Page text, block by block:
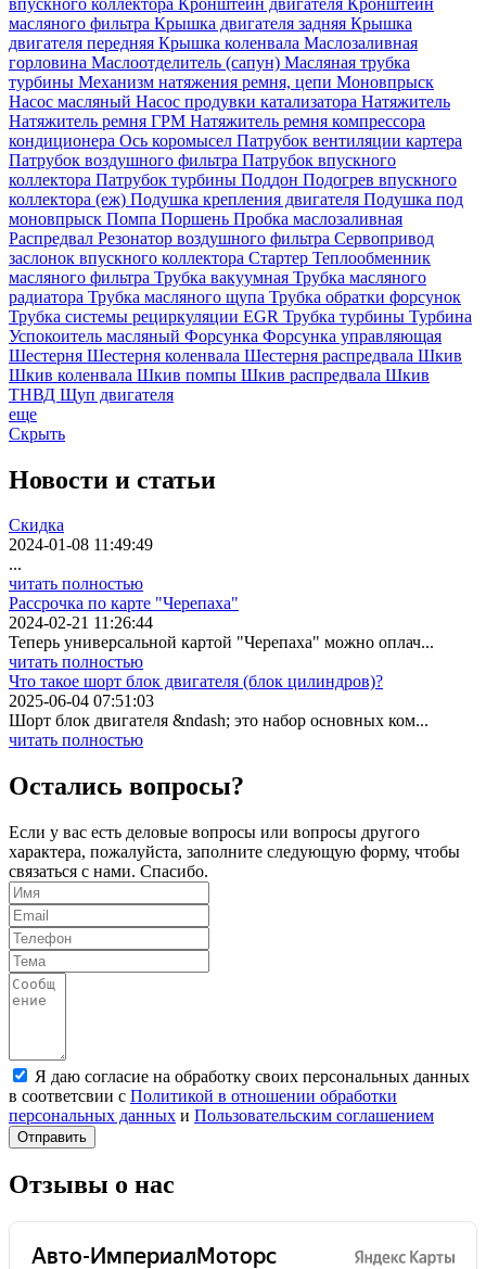
масляного фильтра Крышка двигателя задняя Крышка
двигателя передняя Крышка коленвала Маслозаливная
горловина Маслоотделитель (сапун) Масляная трубка
турбины Механизм натяжения ремня, цепи Моновпрыск
Насос масляный Насос продувки катализатора Натяжитель
Натяжитель ремня ГРМ Натяжитель ремня компрессора
кондиционера Ось коромысел Патрубок вентиляции картера
Патрубок воздушного фильтра Патрубок впускного
коллектора Патрубок турбины Поддон Подогрев впускного
коллектора (еж) Подушка крепления двигателя Подушка под
моновпрыск Помпа Поршень Пробка маслозаливная
Распредвал Резонатор воздушного фильтра Сервопривод
заслонок впускного коллектора Стартер Теплообменник
масляного фильтра Трубка вакуумная Трубка масляного
радиатора Трубка масляного щупа Трубка обратки форсунок
Трубка системы рециркуляции EGR Трубка турбины Турбина
Успокоитель масляный Форсунка Форсунка управляющая
Шестерня Шестерня коленвала Шестерня распредвала Шкив
Шкив коленвала Шкив помпы Шкив распредвала Шкив
ТНВД Щуп двигателя
еще
Скрыть
Новости и статьи
Скидка
2024-01-08 11:49:49
...
читать полностью
Рассрочка по карте "Черепаха"
2024-02-21 11:26:44
Теперь универсальной картой "Черепаха" можно оплач...
читать полностью
Что такое шорт блок двигателя (блок цилиндров)?
2025-06-04 07:51:03
Шорт блок двигателя &ndash; это набор основных ком...
читать полностью
Остались вопросы?
Если у вас есть деловые вопросы или вопросы другого
характера, пожалуйста, заполните следующую форму, чтобы
связаться с нами. Спасибо.
Я даю согласие на обработку своих персональных данных
в соответсвии с Политикой в отношении обработки
персональных данных и Пользовательским соглашением
Отправить
Отзывы о нас